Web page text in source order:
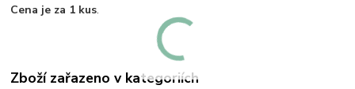
Cena je za 1 kus.
Zboží zařazeno v kategoriích